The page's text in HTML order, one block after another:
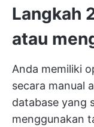
Langkah
atau
Anda memiliki
secara manual
database yang
menggunakan